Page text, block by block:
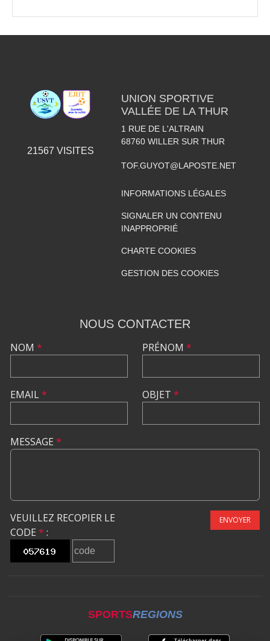
21567 VISITES
UNION SPORTIVE
VALLÉE DE LA THUR
1 RUE DE L'ALTRAIN
68760 WILLER SUR THUR
TOF.GUYOT@LAPOSTE.NET
INFORMATIONS LÉGALES
SIGNALER UN CONTENU
INAPPROPRIÉ
CHARTE COOKIES
GESTION DES COOKIES
NOUS CONTACTER
NOM *
EMAIL*
PRÉNOM *
OBJET *
MESSAGE *
VEUILLEZ RECOPIER LE
CODE * :
ENVOYER
SPORTSREGIONS